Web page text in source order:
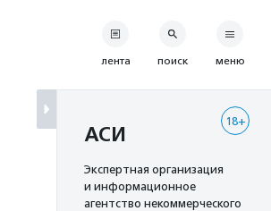
лента поиск меню
18+
АСИ
Экспертная организация
и информационное
агентство некоммерческого